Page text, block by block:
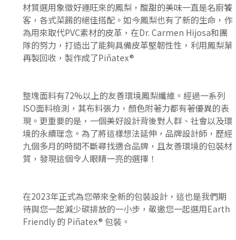
材質選用象徵好運旺來的鳳梨，酸甜的美味一直是名廚饕
客，各式菜餚的絕佳搭配。如今鳳梨也有了新的生命，作
為用來取代PVC素材的皮革，在Dr. Carmen Hijosa和團
隊的努力，打造出了能夠具備皮革堅韌性性，利用鳳梨葉
再製回收，製作成了Piñatex®
整塊面料有72%以上的友善環境鳳梨纖維。經過一系列
ISO面料檢測，其布料張力，顏色附著力都有著優異的表
現。更重要的是，一個美好設計背後對人群、社會以及環
境的永續理念。為了將這樣想法延伸，品牌設計師，歷經
九個多月的時間不斷尋找適合品牌，且友善環境的包裝材
質，發現這個令人眼睛一亮的選擇！
在2023年正式為您帶來全新的包裝設計，這也是我們期
待與您一起減少碳排放的一小步，敬邀您一起選用Earth
Friendly 的 Piñatex® 包裝。